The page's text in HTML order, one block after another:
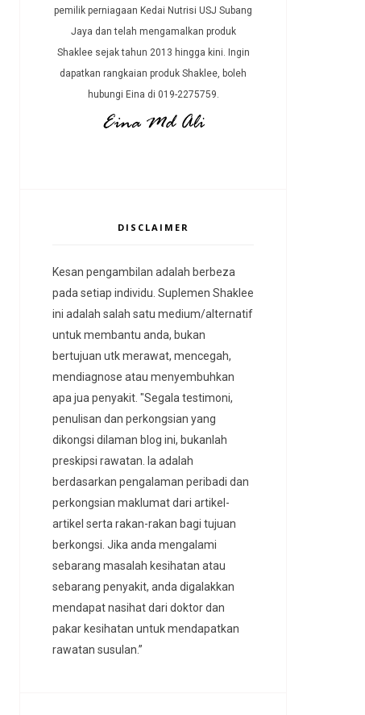
pemilik perniagaan Kedai Nutrisi USJ Subang
Jaya dan telah mengamalkan produk
Shaklee sejak tahun 2013 hingga kini. Ingin
dapatkan rangkaian produk Shaklee, boleh
hubungi Eina di 019-2275759.
DISCLAIMER
Kesan pengambilan adalah berbeza
pada setiap individu. Suplemen Shaklee
ini adalah salah satu medium/alternatif
untuk membantu anda, bukan
bertujuan utk merawat, mencegah,
mendiagnose atau menyembuhkan
apa jua penyakit. "Segala testimoni,
penulisan dan perkongsian yang
dikongsi dilaman blog ini, bukanlah
preskipsi rawatan. Ia adalah
berdasarkan pengalaman peribadi dan
perkongsian maklumat dari artikel-
artikel serta rakan-rakan bagi tujuan
berkongsi. Jika anda mengalami
sebarang masalah kesihatan atau
sebarang penyakit, anda digalakkan
mendapat nasihat dari doktor dan
pakar kesihatan untuk mendapatkan
rawatan susulan.”